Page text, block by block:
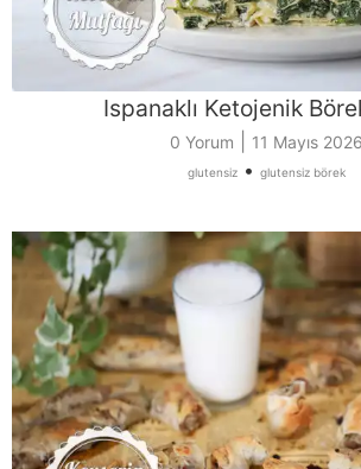
Ispanaklı Ketojenik
0 Yorum 11 Mayıs 2026
glutensiz• glutensiz börek